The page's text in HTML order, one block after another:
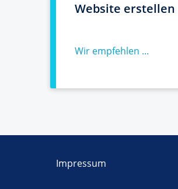
Website erstellen
Wir empfehlen ...
Impressum